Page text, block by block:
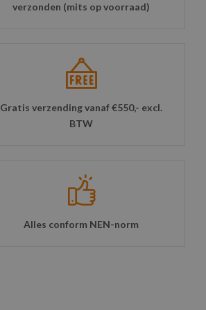
verzonden (mits op voorraad)
Gratis verzending vanaf €550,- excl.
BTW
Alles conform NEN-norm